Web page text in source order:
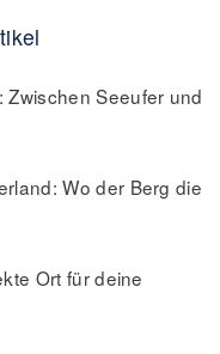
Seeufer und
Wo der Berg die
Ort für deine